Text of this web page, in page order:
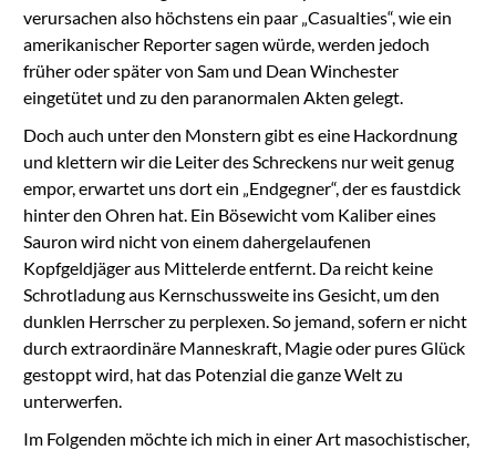
verursachen also höchstens ein paar „Casualties“, wie ein
amerikanischer Reporter sagen würde, werden jedoch
früher oder später von Sam und Dean Winchester
eingetütet und zu den paranormalen Akten gelegt.
Doch auch unter den Monstern gibt es eine Hackordnung
und klettern wir die Leiter des Schreckens nur weit genug
empor, erwartet uns dort ein „Endgegner“, der es faustdick
hinter den Ohren hat. Ein Bösewicht vom Kaliber eines
Sauron wird nicht von einem dahergelaufenen
Kopfgeldjäger aus Mittelerde entfernt. Da reicht keine
Schrotladung aus Kernschussweite ins Gesicht, um den
dunklen Herrscher zu perplexen. So jemand, sofern er nicht
durch extraordinäre Manneskraft, Magie oder pures Glück
gestoppt wird, hat das Potenzial die ganze Welt zu
unterwerfen.
Im Folgenden möchte ich mich in einer Art masochistischer,